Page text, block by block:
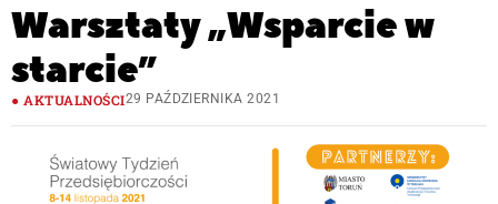
Warsztaty „Wsparcie w
starcie”
AKTUALNOŚCI29 PAŹDZIERNIKA 2021